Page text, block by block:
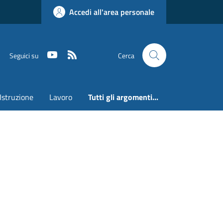
Accedi all'area personale
Seguici su Youtube Cerca
Istruzione Lavoro Tutti gli argomenti...